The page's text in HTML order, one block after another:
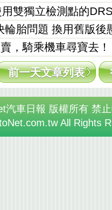
雙獨立檢測點的
輪胎問題 換用舊版後
，騎乘機車尋寶去！
前一天文章列表
汽車日報 版權所有 禁
All Rights